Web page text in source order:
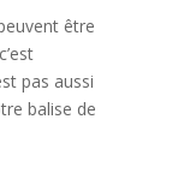
être
pas aussi
balise de